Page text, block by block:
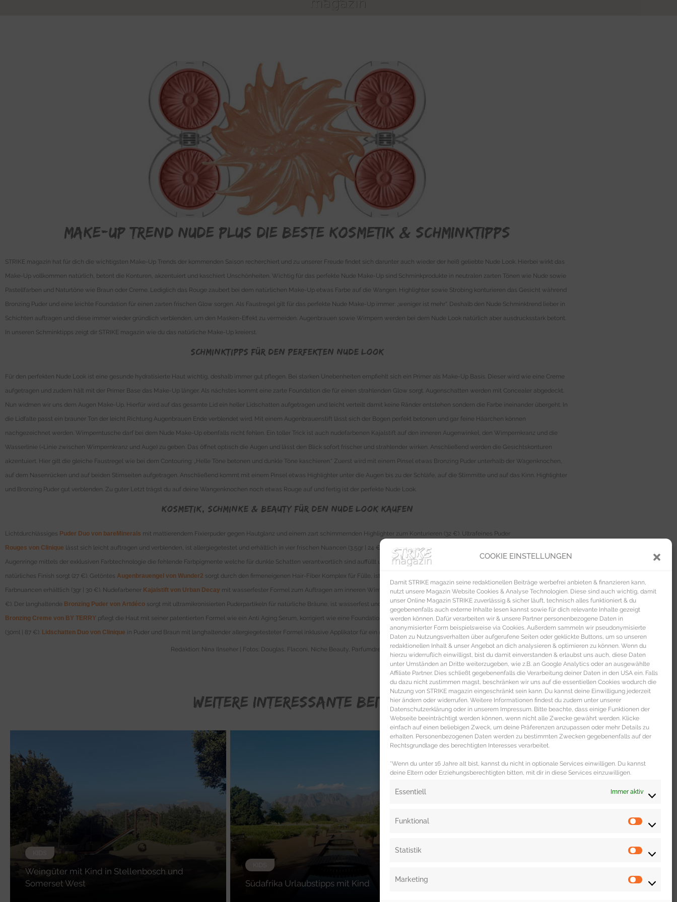
COOKIE EINSTELLUNGEN
Damit STRIKE magazin seine redaktionellen Beiträge werbefrei anbieten & finanzieren kann,
nutzt unsere Magazin Website Cookies & Analyse Technologien. Diese sind auch wichtig, damit
unser Online Magazin STRIKE zuverlässig & sicher läuft, technisch alles funktioniert & du
gegebenenfalls auch externe Inhalte lesen kannst sowie für dich relevante Inhalte gezeigt
werden können. Dafür verarbeiten wir & unsere Partner personenbezogene Daten in
anonymisierter Form beispielsweise via Cookies. Außerdem sammeln wir pseudonymisierte
Daten zu Nutzungsverhalten über aufgerufene Seiten oder geklickte Buttons, um so unseren
redaktionellen Inhalt & unser Angebot an dich analysieren & optimieren zu können. Wenn du
hierzu widerruflich einwilligst, bist du damit einverstanden & erlaubst uns auch, diese Daten
unter Umständen an Dritte weiterzugeben, wie z.B. an Google Analytics oder an ausgewählte
Affiliate Partner. Dies schließt gegebenenfalls die Verarbeitung deiner Daten in den USA ein. Falls
du dazu nicht zustimmen magst, beschränken wir uns auf die essentiellen Cookies wodurch die
Nutzung von STRIKE magazin eingeschränkt sein kann. Du kannst deine Einwilligung jederzeit
hier ändern oder widerrufen. Weitere Informationen findest du zudem unter unserer
Datenschutzerklärung oder in unserem Impressum. Bitte beachte, dass einige Funktionen der
Webseite beeinträchtigt werden können, wenn nicht alle Zwecke gewährt werden. Klicke
einfach auf einen beliebigen Zweck, um deine Präferenzen anzupassen oder mehr Details zu
erhalten. Personenbezogenen Daten werden zu bestimmten Zwecken gegebenenfalls auf der
Rechtsgrundlage des berechtigten Interesses verarbeitet.
*Wenn du unter 16 Jahre alt bist, kannst du nicht in optionale Services einwilligen. Du kannst
deine Eltern oder Erziehungsberechtigten bitten, mit dir in diese Services einzuwilligen.
Essentiell Immer aktiv
Funktional
Statistik
Marketing
Make-up Trend Nude plus die beste Kosmetik & Schminktipps
STRIKE magazin hat für dich die wichtigsten Make-Up Trends der kommenden Saison recherchiert und zu unserer Freude findet sich darunter auch wieder der heiß geliebte Nude Look. Hierbei wirkt das
Make-Up vollkommen natürlich, betont die Konturen, akzentuiert und kaschiert Unschönheiten. Wichtig für das perfekte Nude Make-Up sind Schminkprodukte in neutralen zarten Tönen wie Nude sowie
Pastellfarben und Naturtöne wie Braun oder Creme. Lediglich das Rouge zaubert bei dem natürlichen Make-Up etwas Farbe auf die Wangen. Highlighter sowie Strobing konturieren das Gesicht während
Bronzing Puder und eine leichte Foundation für einen zarten frischen Glow sorgen. Als Faustregel gilt für das perfekte Nude Make-Up immer: „weniger ist mehr“. Deshalb den Nude Schminktrend lieber in
Schichten auftragen und diese immer wieder gründlich verblenden, um den Masken-Effekt zu vermeiden. Augenbrauen sowie Wimpern werden bei dem Nude Look natürlich aber ausdrucksstark betont.
In unseren Schminktipps zeigt dir STRIKE magazin wie du das natürliche Make-Up kreierst.
Schminktipps für den perfekten Nude Look
Für den perfekten Nude Look ist eine gesunde hydratisierte Haut wichtig, deshalb immer gut pflegen. Bei starken Unebenheiten empfiehlt sich ein Primer als Make-Up Basis. Dieser wird wie eine Creme
aufgetragen und zudem hält mit der Primer Base das Make-Up länger. Als nächstes kommt eine zarte Foundation die für einen strahlenden Glow sorgt. Augenschatten werden mit Concealer abgedeckt.
Nun widmen wir uns dem Augen Make-Up. Hierfür wird auf das gesamte Lid ein heller Lidschatten aufgetragen und leicht verteilt damit keine Ränder entstehen sondern die Farbe ineinander übergeht. In
die Lidfalte passt ein brauner Ton der leicht Richtung Augenbrauen Ende verblendet wird. Mit einem Augenbrauenstift lässt sich der Bogen perfekt betonen und gar feine Häarchen können
nachgezeichnet werden. Wimperntusche darf bei dem Nude Make-Up ebenfalls nicht fehlen. Ein toller Trick ist auch nudefarbenen Kajalstift auf den inneren Augenwinkel, den Wimpernkranz und die
Wasserlinie (=Linie zwischen Wimpernkranz und Auge) zu geben. Das öffnet optisch die Augen und lässt den Blick sofort frischer und strahlender wirken. Anschließend werden die Gesichtskonturen
akzentuiert. Hier gilt die gleiche Faustregel wie bei dem Contouring: „Helle Töne betonen und dunkle Töne kaschieren.“ Zuerst wird mit einem Pinsel etwas Bronzing Puder unterhalb der Wagenknochen,
auf dem Nasenrücken und auf beiden Stirnseiten aufgetragen. Anschließend kommt mit einem Pinsel etwas Highlighter unter die Augen bis zu der Schläfe, auf die Stirnmitte und auf das Kinn. Highlighter
und Bronzing Puder gut verblenden. Zu guter Letzt trägst du auf deine Wangenknochen noch etwas Rouge auf und fertig ist der perfekte Nude Look.
Kosmetik, Schminke & Beauty für den Nude Look kaufen
Lichtdurchlässiges Puder Duo von bareMinerals mit mattierendem Fixierpuder gegen Hautglanz und einem zart schimmernden Highlighter zum Konturieren (32 €). Ultrafeines Puder
Rouges von Clinique lässt sich leicht auftragen und verblenden, ist allergiegetestet und erhältlich in vier frischen Nuancen (3,5gr | 24 €). Der langanhaltende
Augenringe mittels der exklusiven Farbtechnologie die fehlende Farbpigmente welche für dunkle Schatten verantwortlich sind auffüllt und gleichzeitig dank der Reflect & Fit Mikronetzformel für ein
natürliches Finish sorgt (27 €). Getöntes Augenbrauengel von Wunder2 sorgt durch den firmeneigenen Hair-Fiber Komplex für Fülle, ist langanhaltend dank Permafix Technologie und in verschiedenen
Farbnuancen erhältlich (3gr | 30 €). Nudefarbener Kajalstift von Urban Decay mit wasserfester Formel zum Auftragen am inneren Wimpernkranz oder der Wasserlinie für einen frischen wachen Blick (20
€). Der langhaltende Bronzing Puder von Artdéco sorgt mit ultramikronisierten Puderpartikeln für natürliche Bräune, ist wasserfest und schützt mit LSF 10 (10gr | 20 €). Die leicht getönte 3-in-1
Bronzing Creme von BY TERRY pflegt die Haut mit seiner patentierten Formel wie ein Anti Aging Serum, korrigiert wie eine Foundation und sorgt wie eine BB Creme für einen frischen makellosen Teint
(30ml | 87 €). Lidschatten Duo von Clinique in Puder und Braun mit langhaltender allergiegetesteter Formel inklusive Applikator für ein natürliches Augen Make-Up (2,2gr | 22 €).
Redaktion: Nina Ilnseher | Fotos: Douglas, Flaconi, Niche Beauty, Parfumdreams, PR
WEITERE INTERESSANTE BEITRÄGE FÜR DICH
Weingüter mit Kind in Stellenbosch und
Somerset West
Südafrika Urlaubstipps mit Kind